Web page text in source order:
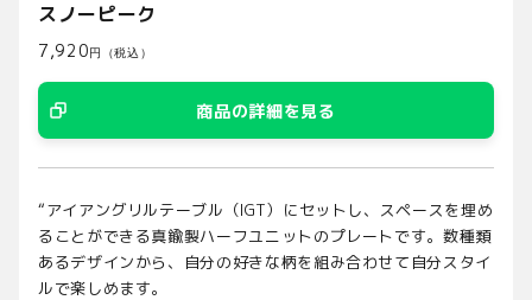
スノーピーク
7,920円（税込）
商品の詳細を見る
“アイアングリルテーブル（IGT）にセットし、スペースを埋め
ることができる真鍮製ハーフユニットのプレートです。数種類
あるデザインから、自分の好きな柄を組み合わせて自分スタイ
ルで楽しめます。